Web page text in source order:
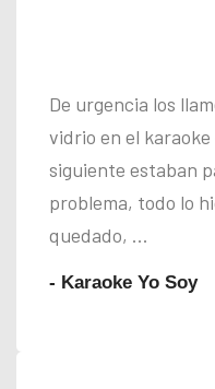
De urgencia los
vidrio en el
siguiente estaban
problema, todo lo
quedado, ...
- Karaoke Yo Soy